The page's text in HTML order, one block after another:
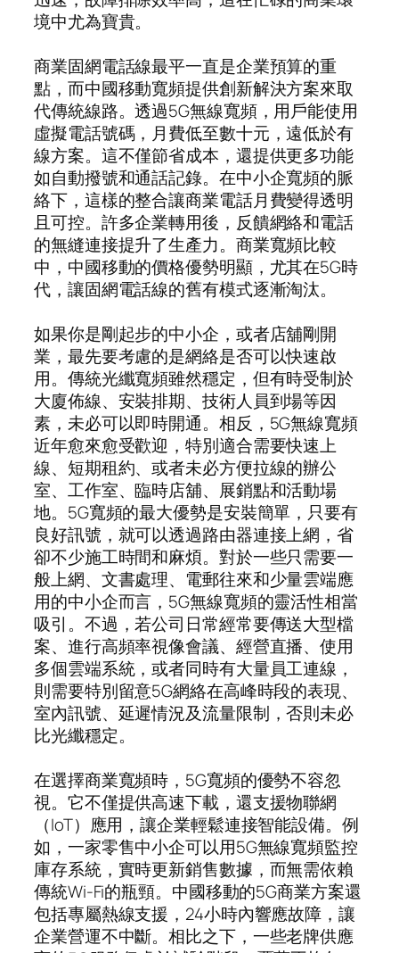
境中尤為寶貴。
商業固網電話線最平一直是企業預算的重
點，而中國移動寬頻提供創新解決方案來取
代傳統線路。透過5G無線寬頻，用戶能使用
虛擬電話號碼，月費低至數十元，遠低於有
線方案。這不僅節省成本，還提供更多功能
如自動撥號和通話記錄。在中小企寬頻的脈
絡下，這樣的整合讓商業電話月費變得透明
且可控。許多企業轉用後，反饋網絡和電話
的無縫連接提升了生產力。商業寬頻比較
中，中國移動的價格優勢明顯，尤其在5G時
代，讓固網電話線的舊有模式逐漸淘汰。
如果你是剛起步的中小企，或者店舖剛開
業，最先要考慮的是網絡是否可以快速啟
用。傳統光纖寬頻雖然穩定，但有時受制於
大廈佈線、安裝排期、技術人員到場等因
素，未必可以即時開通。相反，5G無線寬頻
近年愈來愈受歡迎，特別適合需要快速上
線、短期租約、或者未必方便拉線的辦公
室、工作室、臨時店舖、展銷點和活動場
地。5G寬頻的最大優勢是安裝簡單，只要有
良好訊號，就可以透過路由器連接上網，省
卻不少施工時間和麻煩。對於一些只需要一
般上網、文書處理、電郵往來和少量雲端應
用的中小企而言，5G無線寬頻的靈活性相當
吸引。不過，若公司日常經常要傳送大型檔
案、進行高頻率視像會議、經營直播、使用
多個雲端系統，或者同時有大量員工連線，
則需要特別留意5G網絡在高峰時段的表現、
室內訊號、延遲情況及流量限制，否則未必
比光纖穩定。
在選擇商業寬頻時，5G寬頻的優勢不容忽
視。它不僅提供高速下載，還支援物聯網
（IoT）應用，讓企業輕鬆連接智能設備。例
如，一家零售中小企可以用5G無線寬頻監控
庫存系統，實時更新銷售數據，而無需依賴
傳統Wi-Fi的瓶頸。中國移動的5G商業方案還
包括專屬熱線支援，24小時內響應故障，讓
企業營運不中斷。相比之下，一些老牌供應